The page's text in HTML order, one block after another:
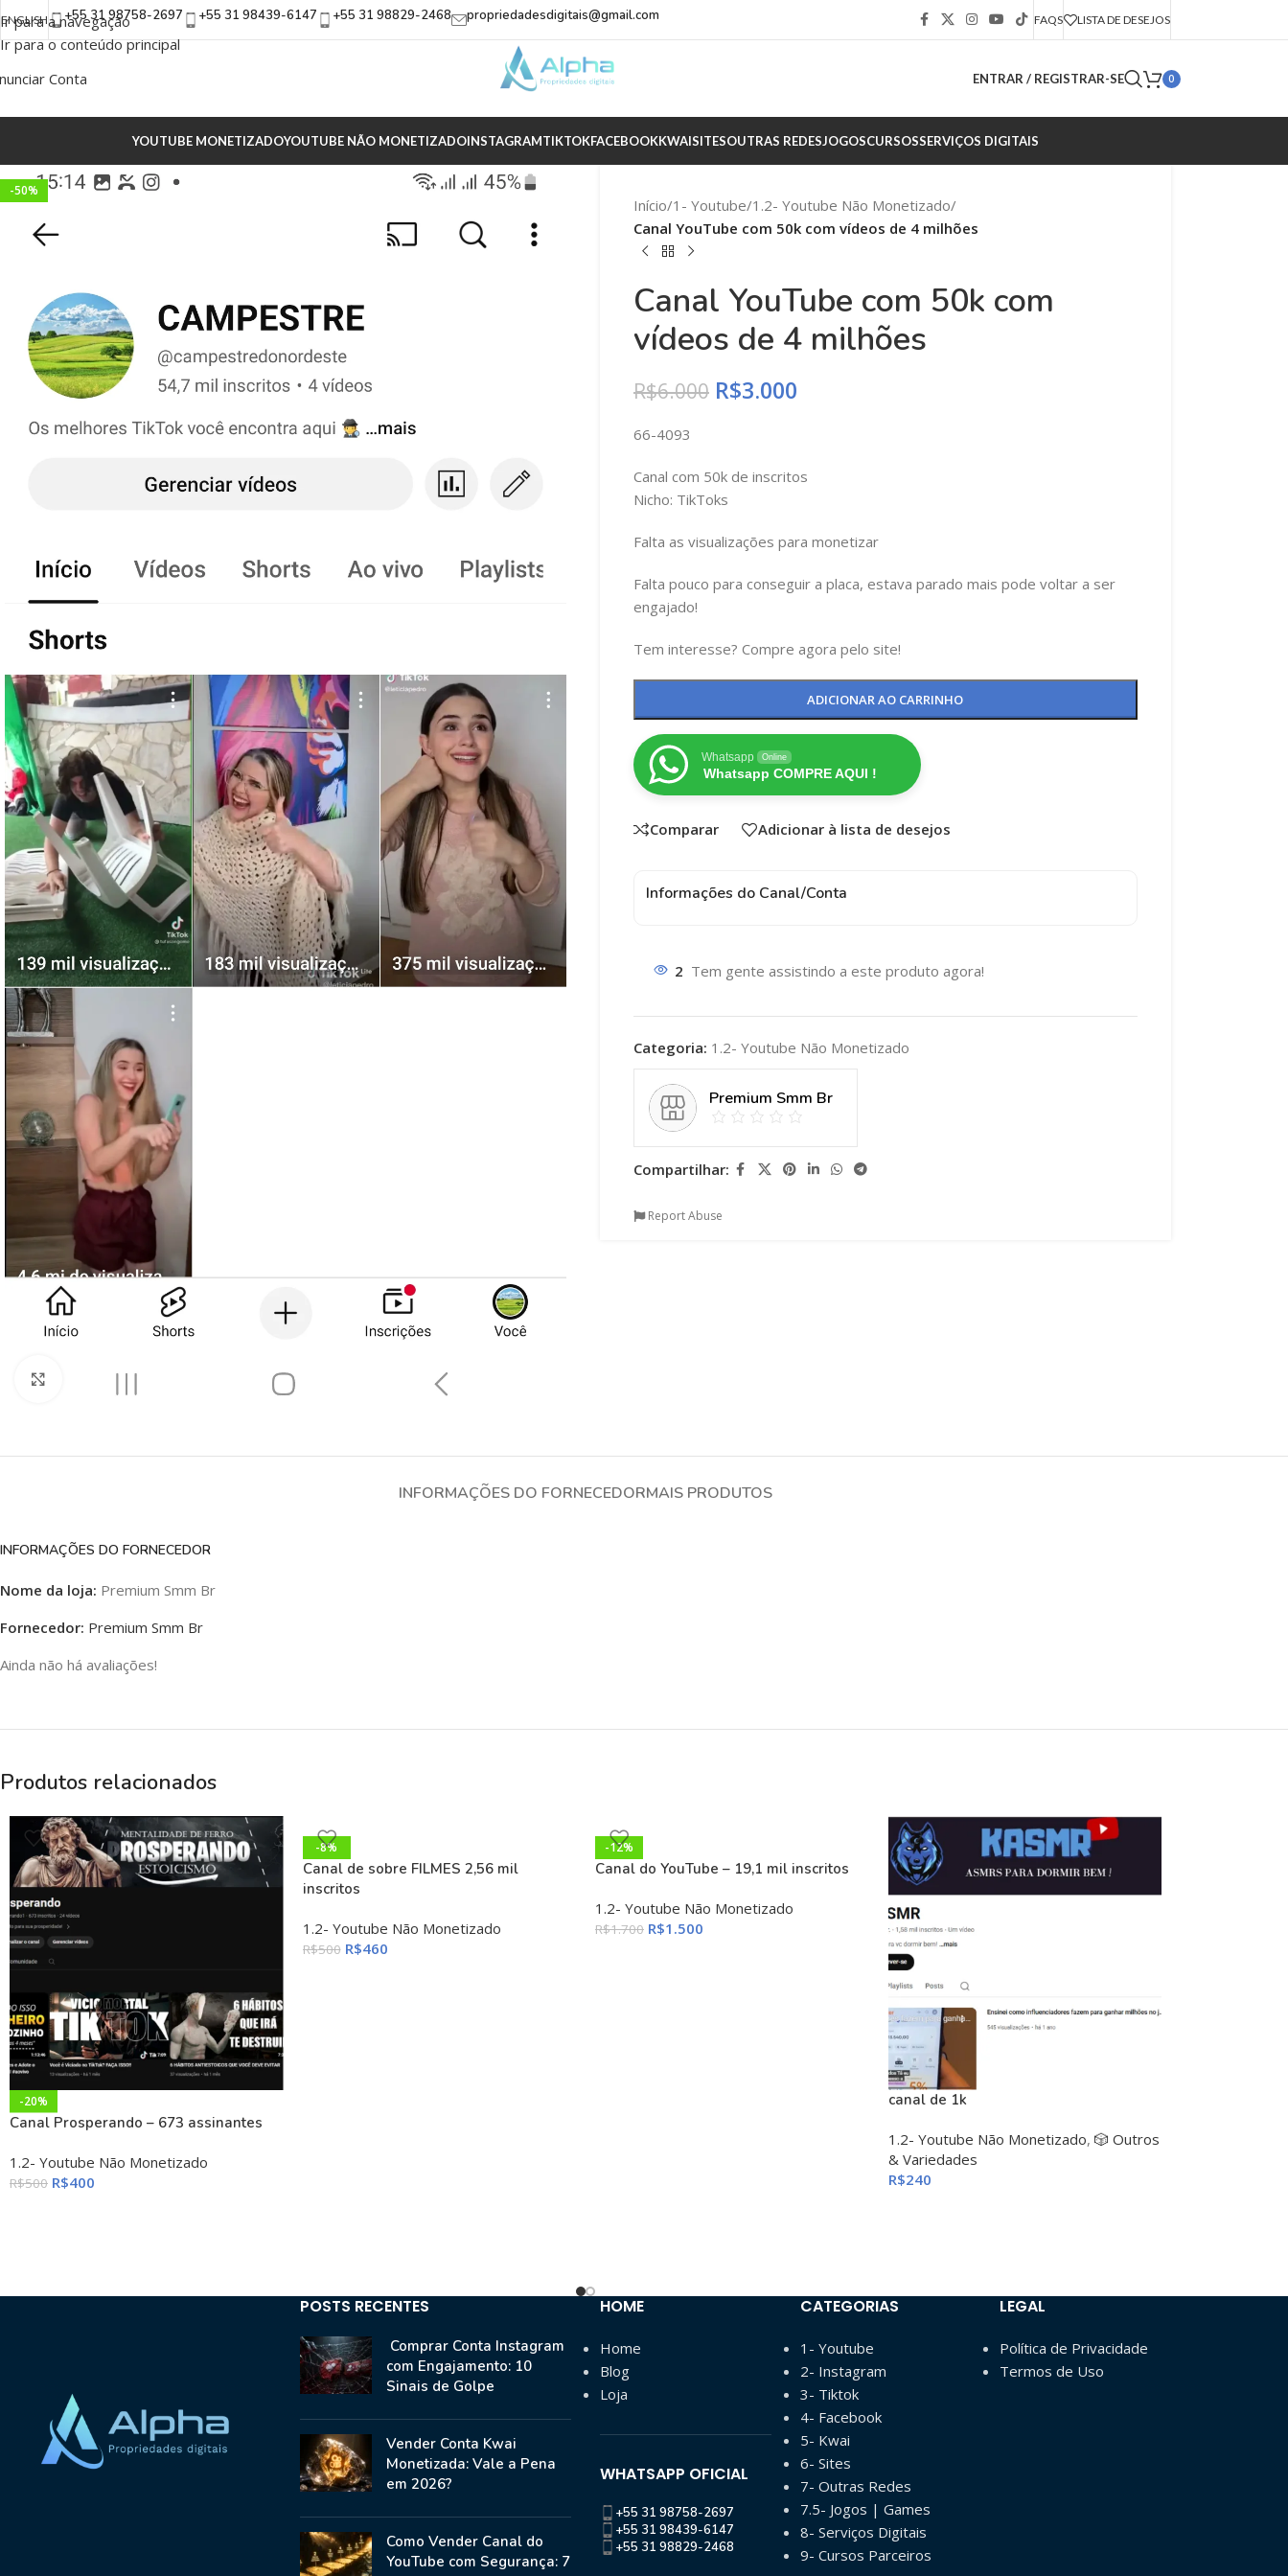
Ir para a navegação
Ir para o conteúdo principal
ENGLISH +55 31 98758-2697 +55 31 98439-6147 +55 31 98829-2468 propriedadesdigitais@gmail.com FAQS LISTA DE DESEJOS
Conta ENTRAR / REGISTRAR-SE 0
YOUTUBE MONETIZADOYOUTUBE NÃO MONETIZADOINSTAGRAMTIKTOKFACEBOOKKWAISITESOUTRAS REDESJOGOSCURSOSSERVIÇOS DIGITAIS
-50%
Clique para ampliar
Início/1- Youtube/1.2- Youtube Não Monetizado/
Canal YouTube com 50k com vídeos de 4 milhões
Canal YouTube com 50k com
vídeos de 4 milhões
R$6.000 R$3.000
66-4093
Canal com 50k de inscritos
Nicho: TikToks
Falta as visualizações para monetizar
Falta pouco para conseguir a placa, estava parado mais pode voltar a ser
engajado!
Tem interesse? Compre agora pelo site!
ADICIONAR AO CARRINHO
Whatsapp Online
Whatsapp COMPRE AQUI !
Comparar Adicionar à lista de desejos
Informações do Canal/Conta
2 Tem gente assistindo a este produto agora!
Categoria: 1.2- Youtube Não Monetizado
Premium Smm Br
Compartilhar:
Report Abuse
INFORMAÇÕES DO FORNECEDORMAIS PRODUTOS
INFORMAÇÕES DO FORNECEDOR
Nome da loja: Premium Smm Br
Fornecedor: Premium Smm Br
Ainda não há avaliações!
Produtos relacionados
-20%
Canal Prosperando – 673 assinantes
1.2- Youtube Não Monetizado
R$500 R$400
-8%
Canal de sobre FILMES 2,56 mil
inscritos
1.2- Youtube Não Monetizado
R$500 R$460
-12%
Canal do YouTube – 19,1 mil inscritos
1.2- Youtube Não Monetizado
R$1.700 R$1.500
canal de 1k
1.2- Youtube Não Monetizado, 🎲 Outros
& Variedades
R$240
POSTS RECENTES
Comprar Conta Instagram
com Engajamento: 10
Sinais de Golpe
Vender Conta Kwai
Monetizada: Vale a Pena
em 2026?
Como Vender Canal do
YouTube com Segurança: 7
HOME
Home
Blog
Loja
WHATSAPP OFICIAL
+55 31 98758-2697
+55 31 98439-6147
+55 31 98829-2468
CATEGORIAS
1- Youtube
2- Instagram
3- Tiktok
4- Facebook
5- Kwai
6- Sites
7- Outras Redes
7.5- Jogos | Games
8- Serviços Digitais
9- Cursos Parceiros
LEGAL
Política de Privacidade
Termos de Uso